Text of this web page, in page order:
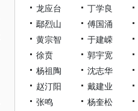
龙应台
丁学良
鄢烈山
傅国涌
黄宗智
于建嵘
徐贲
郭宇宽
杨祖陶
沈志华
赵汀阳
戴建业
张鸣
杨奎松